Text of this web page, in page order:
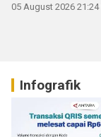
05 August 2026 21:24
Infografik